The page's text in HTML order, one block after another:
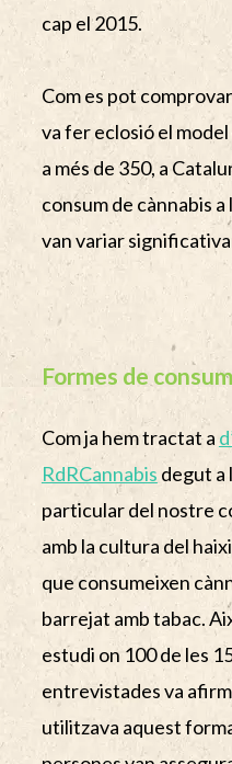
cap el 2015.
Com es pot
va fer eclosió el model
a més de 350, a
consum de cànnabis
van variar
Formes de consum
Com ja hem tractat a
RdRCannabis degut a
particular del nostre
amb la cultura del
que consumeixen
barrejat amb tabac.
estudi on 100 de les
entrevistades va
utilitzava aquest